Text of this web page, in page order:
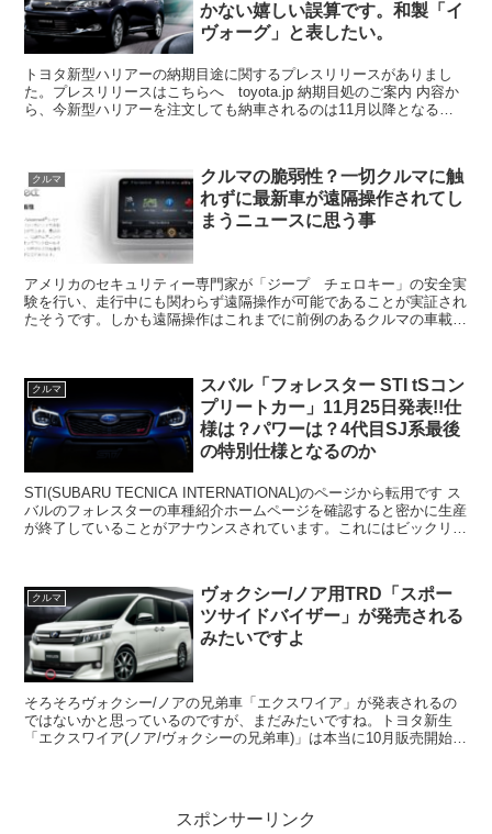
かない嬉しい誤算です。和製「イ
ヴォーグ」と表したい。
トヨタ新型ハリアーの納期目途に関するプレスリリースがありまし
た。プレスリリースはこちらへ toyota.jp 納期目処のご案内 内容か
ら、今新型ハリアーを注文しても納車されるのは11月以降となるそ
クルマ
クルマの脆弱性？一切クルマに触
れずに最新車が遠隔操作されてし
まうニュースに思う事
アメリカのセキュリティー専門家が「ジープ チェロキー」の安全実
験を行い、走行中にも関わらず遠隔操作が可能であることが実証され
たそうです。しかも遠隔操作はこれまでに前例のあるクルマの車載コ
クルマ
スバル「フォレスター STI tSコン
プリートカー」11月25日発表!!仕
様は？パワーは？4代目SJ系最後
の特別仕様となるのか
STI(SUBARU TECNICA INTERNATIONAL)のページから転用です ス
バルのフォレスターの車種紹介ホームページを確認すると密かに生産
が終了していることがアナウンスされています。これにはビックリで
クルマ
ヴォクシー/ノア用TRD「スポー
ツサイドバイザー」が発売される
みたいですよ
そろそろヴォクシー/ノアの兄弟車「エクスワイア」が発表されるの
ではないかと思っているのですが、まだみたいですね。トヨタ新生
「エクスワイア(ノア/ヴォクシーの兄弟車)」は本当に10月販売開始さ
スポンサーリンク